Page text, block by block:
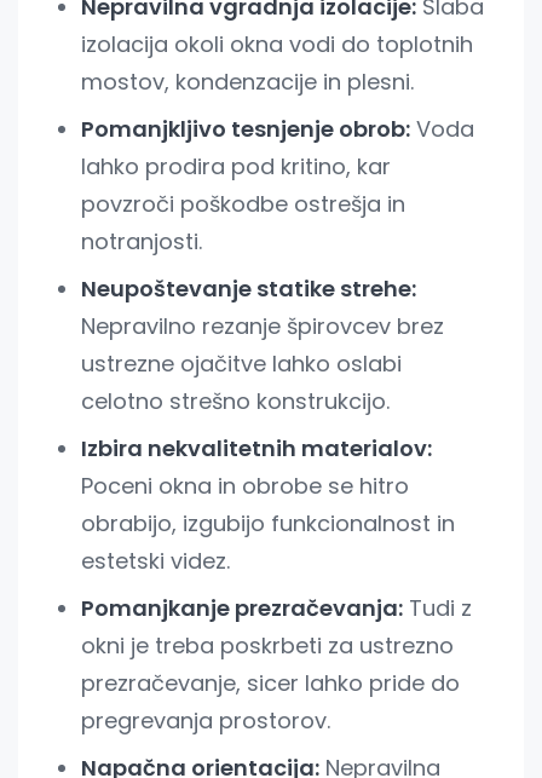
Nepravilna vgradnja izolacije: Slaba
izolacija okoli okna vodi do toplotnih
mostov, kondenzacije in plesni.
Pomanjkljivo tesnjenje obrob: Voda
lahko prodira pod kritino, kar
povzroči poškodbe ostrešja in
notranjosti.
Neupoštevanje statike strehe:
Nepravilno rezanje špirovcev brez
ustrezne ojačitve lahko oslabi
celotno strešno konstrukcijo.
Izbira nekvalitetnih materialov:
Poceni okna in obrobe se hitro
obrabijo, izgubijo funkcionalnost in
estetski videz.
Pomanjkanje prezračevanja: Tudi z
okni je treba poskrbeti za ustrezno
prezračevanje, sicer lahko pride do
pregrevanja prostorov.
Napačna orientacija: Nepravilna